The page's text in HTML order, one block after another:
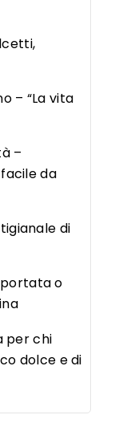
– “La vita
–
da
di
o
per chi
dolce e di